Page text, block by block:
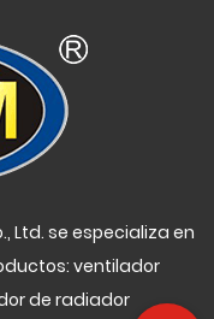
Ltd. se especializa en
ventilador
de radiador